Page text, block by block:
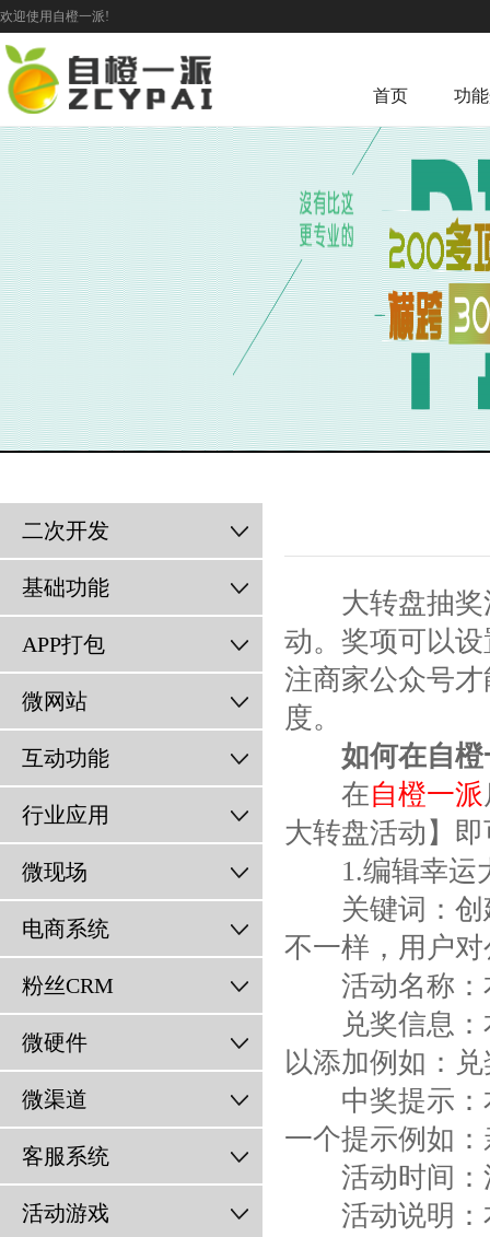
欢迎使用自橙一派!
首页 功
二次开发
基础功能
APP打包
微网站
互动功能
行业应用
微现场
电商系统
粉丝CRM
微硬件
微渠道
客服系统
活动游戏
大转盘抽奖
动。奖项可以
注商家公众号
度。
如何在自
在自橙一派
大转盘活动】
1.编辑幸运
关键词：创
不一样，用户
活动名称：
兑奖信息：
以添加例如：
中奖提示：
一个提示例如
活动时间：
活动说明：